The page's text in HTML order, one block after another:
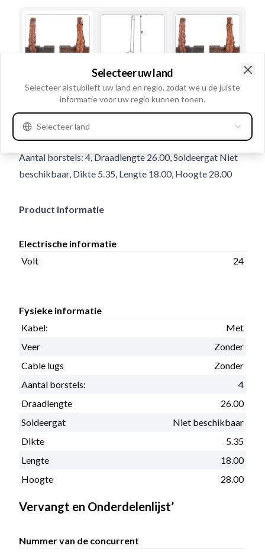
Gebruiksnummer BSX216-2174
Details en beschrijving
Volt 24, Kabel: Met, Veer Zonder, Cable lugs Zonder,
Aantal borstels: 4, Draadlengte 26.00, Soldeergat Niet
beschikbaar, Dikte 5.35, Lengte 18.00, Hoogte 28.00
Product informatie
Electrische informatie
Volt
24
Fysieke informatie
Kabel:
Met
Veer
Zonder
Cable lugs
Zonder
Aantal borstels:
4
Draadlengte
26.00
Soldeergat
Niet beschikbaar
Dikte
5.35
Lengte
18.00
Hoogte
28.00
Vervangt en Onderdelenlijst’
Nummer van de concurrent
Selecteer uw land
Selecteer alstublieft uw land en regio, zodat we u de juiste
informatie voor uw regio kunnen tonen.
Selecteer land